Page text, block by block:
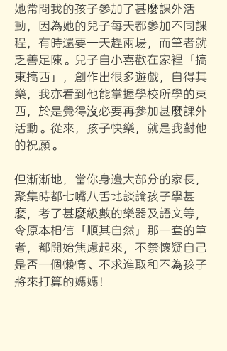
她常問我的孩子參加了甚麼課外活
動，因為她的兒子每天都參加不同課
程，有時還要一天趕兩場，而筆者就
乏善足陳。兒子自小喜歡在家裡「搞
東搞西」，創作出很多遊戲，自得其
樂，我亦看到他能掌握學校所學的東
西，於是覺得沒必要再參加甚麼課外
活動。從來，孩子快樂，就是我對他
的祝願。
但漸漸地，當你身邊大部分的家長，
聚集時都七嘴八舌地談論孩子學甚
麼，考了甚麼級數的樂器及語文等，
令原本相信「順其自然」那一套的筆
者，都開始焦慮起來，不禁懷疑自己
是否一個懶惰、不求進取和不為孩子
將來打算的媽媽！